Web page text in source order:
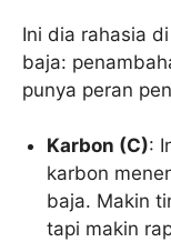
Ini dia rahasia
baja:
punya peran
Karbon (C):
karbon
baja. Makin
tapi makin